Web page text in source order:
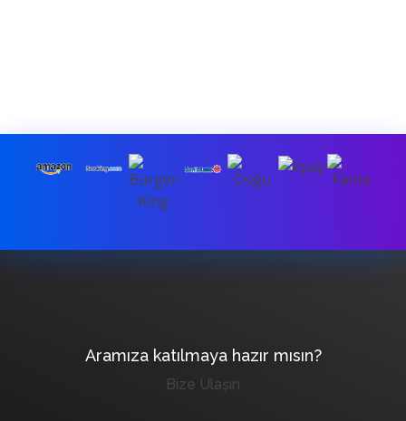
Aramıza katılmaya hazır mısın?
Bize Ulaşın